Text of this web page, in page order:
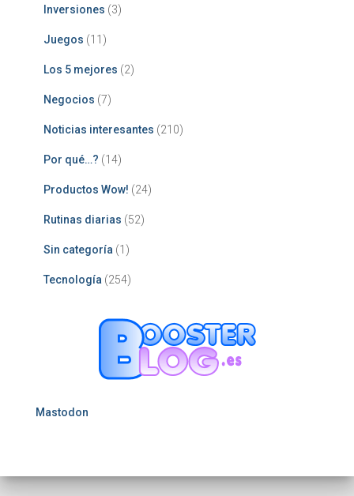
Inversiones (3)
Juegos (11)
Los 5 mejores (2)
Negocios (7)
Noticias interesantes (210)
Por qué…? (14)
Productos Wow! (24)
Rutinas diarias (52)
Sin categoría (1)
Tecnología (254)
Mastodon